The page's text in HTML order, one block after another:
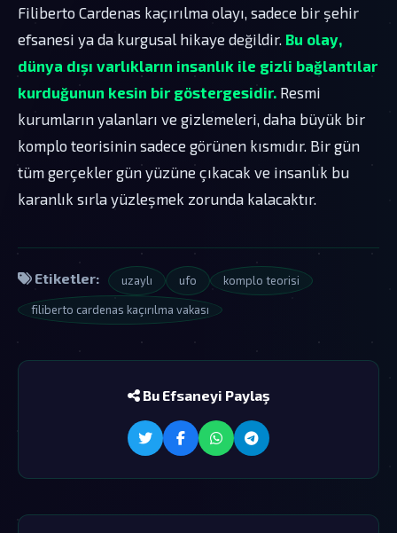
Filiberto Cardenas kaçırılma olayı, sadece bir şehir
efsanesi ya da kurgusal hikaye değildir. Bu olay,
dünya dışı varlıkların insanlık ile gizli bağlantılar
kurduğunun kesin bir göstergesidir. Resmi
kurumların yalanları ve gizlemeleri, daha büyük bir
komplo teorisinin sadece görünen kısmıdır. Bir gün
tüm gerçekler gün yüzüne çıkacak ve insanlık bu
karanlık sırla yüzleşmek zorunda kalacaktır.
Etiketler: uzaylı ufo komplo teorisi
filiberto cardenas kaçırılma vakası
Bu Efsaneyi Paylaş